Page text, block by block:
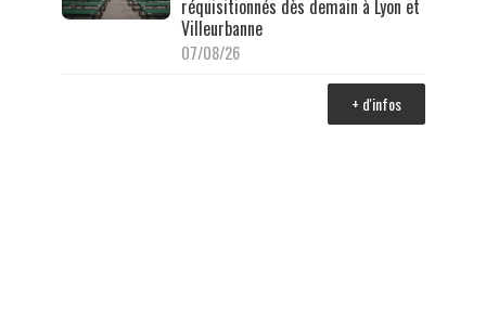
réquisitionnés dès demain à Lyon et
Villeurbanne
07/08/26
+ d'infos